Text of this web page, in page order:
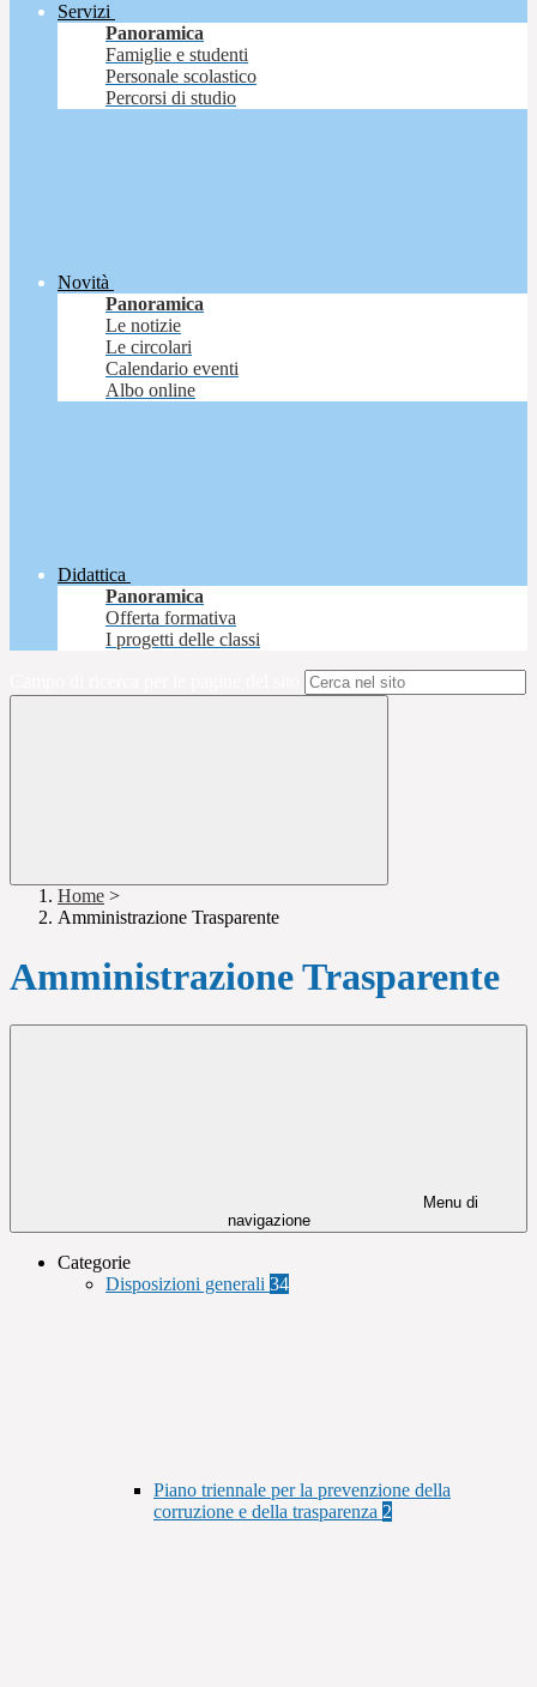
Servizi
Panoramica
Famiglie e studenti
Personale scolastico
Percorsi di studio
Novità
Panoramica
Le notizie
Le circolari
Calendario eventi
Albo online
Didattica
Panoramica
Offerta formativa
I progetti delle classi
Home >
Amministrazione Trasparente
Amministrazione Trasparente
Menu di
navigazione
Categorie
Disposizioni generali 34
Piano triennale per la prevenzione della
corruzione e della trasparenza 2